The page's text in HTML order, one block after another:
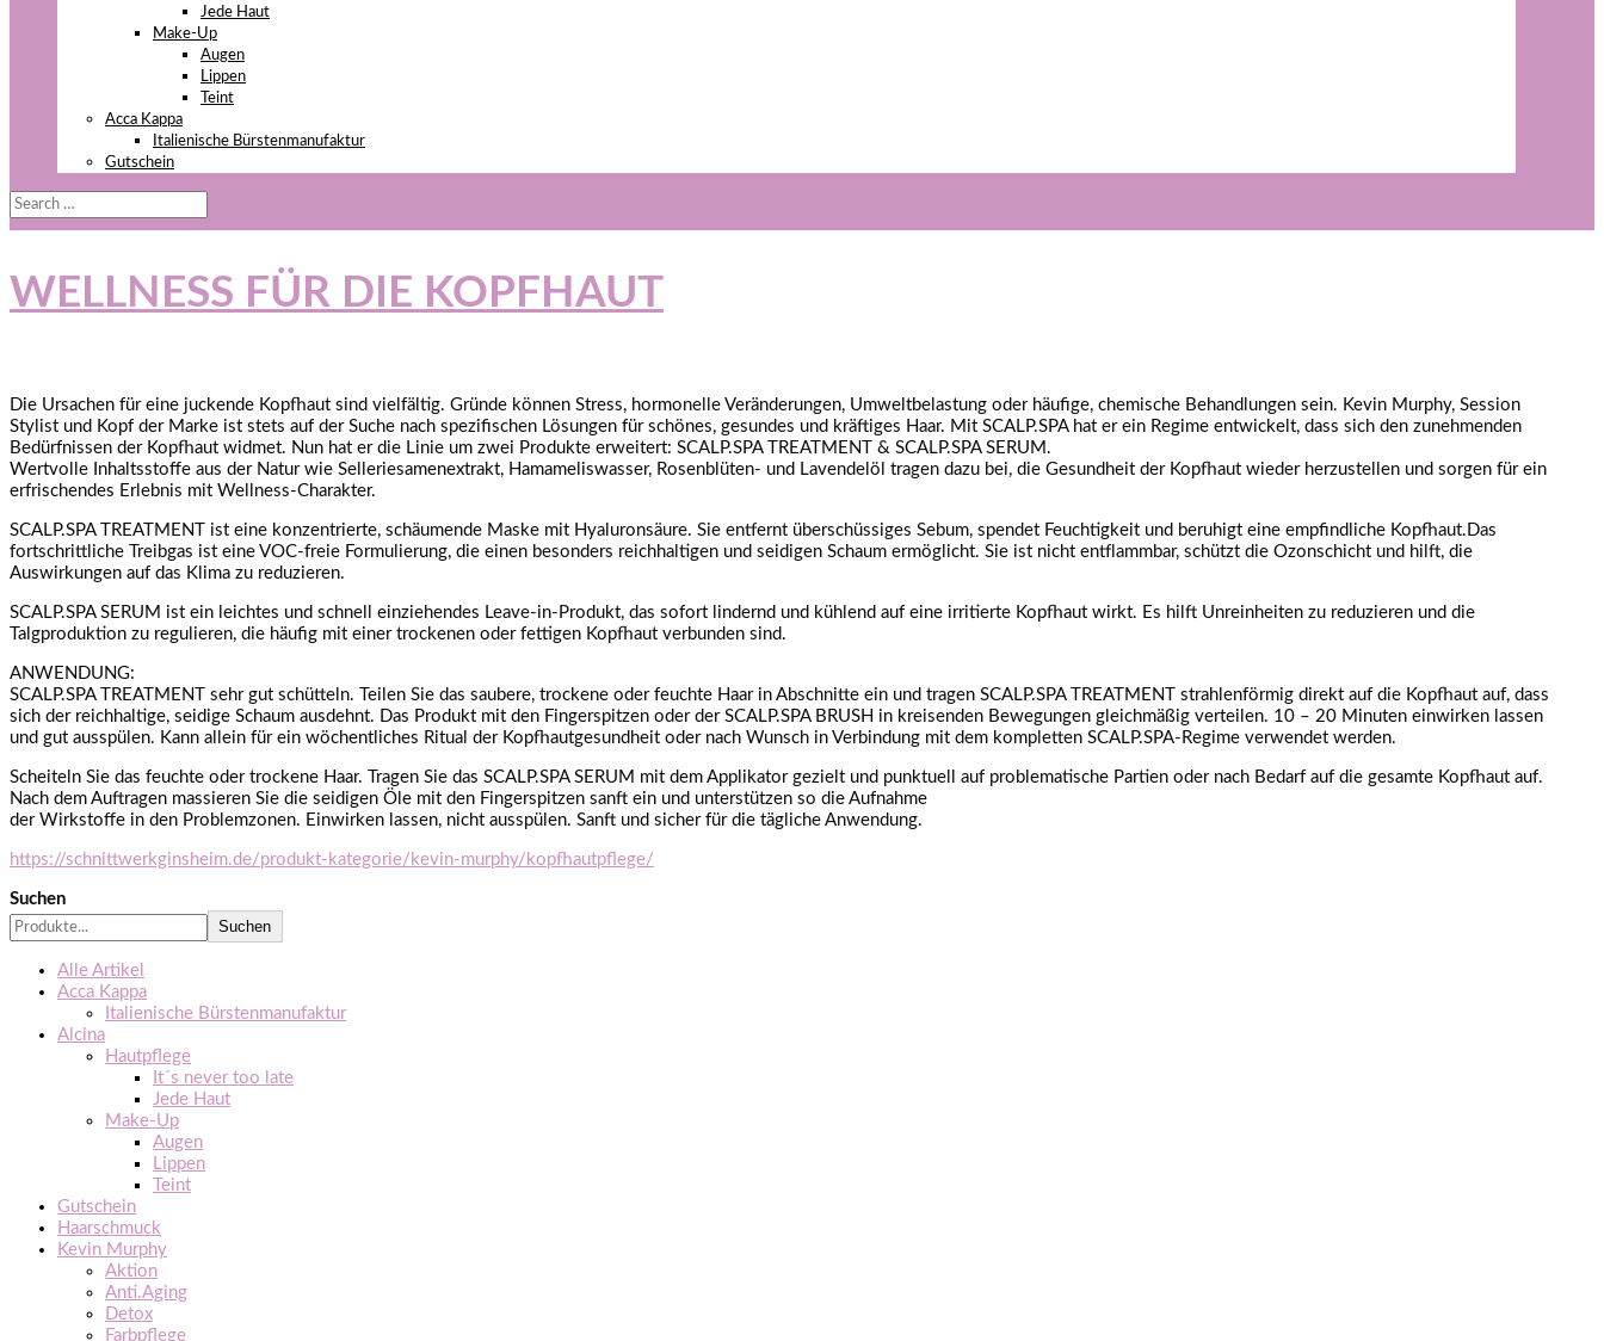
Jede Haut
Make-Up
Augen
Lippen
Teint
Acca Kappa
Italienische Bürstenmanufaktur
Gutschein
WELLNESS FÜR DIE KOPFHAUT
Die Ursachen für eine juckende Kopfhaut sind vielfältig. Gründe können Stress, hormonelle Veränderungen, Umweltbelastung oder häufige, chemische Behandlungen sein. Kevin Murphy, Session
Stylist und Kopf der Marke ist stets auf der Suche nach spezifischen Lösungen für schönes, gesundes und kräftiges Haar. Mit SCALP.SPA hat er ein Regime entwickelt, dass sich den zunehmenden
Bedürfnissen der Kopfhaut widmet. Nun hat er die Linie um zwei Produkte erweitert: SCALP.SPA TREATMENT & SCALP.SPA SERUM.
Wertvolle Inhaltsstoffe aus der Natur wie Selleriesamenextrakt, Hamameliswasser, Rosenblüten- und Lavendelöl tragen dazu bei, die Gesundheit der Kopfhaut wieder herzustellen und sorgen für ein
erfrischendes Erlebnis mit Wellness-Charakter.
SCALP.SPA TREATMENT ist eine konzentrierte, schäumende Maske mit Hyaluronsäure. Sie entfernt überschüssiges Sebum, spendet Feuchtigkeit und beruhigt eine empfindliche Kopfhaut.Das
fortschrittliche Treibgas ist eine VOC-freie Formulierung, die einen besonders reichhaltigen und seidigen Schaum ermöglicht. Sie ist nicht entflammbar, schützt die Ozonschicht und hilft, die
Auswirkungen auf das Klima zu reduzieren.
SCALP.SPA SERUM ist ein leichtes und schnell einziehendes Leave-in-Produkt, das sofort lindernd und kühlend auf eine irritierte Kopfhaut wirkt. Es hilft Unreinheiten zu reduzieren und die
Talgproduktion zu regulieren, die häufig mit einer trockenen oder fettigen Kopfhaut verbunden sind.
ANWENDUNG:
SCALP.SPA TREATMENT sehr gut schütteln. Teilen Sie das saubere, trockene oder feuchte Haar in Abschnitte ein und tragen SCALP.SPA TREATMENT strahlenförmig direkt auf die Kopfhaut auf, dass
sich der reichhaltige, seidige Schaum ausdehnt. Das Produkt mit den Fingerspitzen oder der SCALP.SPA BRUSH in kreisenden Bewegungen gleichmäßig verteilen. 10 – 20 Minuten einwirken lassen
und gut ausspülen. Kann allein für ein wöchentliches Ritual der Kopfhautgesundheit oder nach Wunsch in Verbindung mit dem kompletten SCALP.SPA-Regime verwendet werden.
Scheiteln Sie das feuchte oder trockene Haar. Tragen Sie das SCALP.SPA SERUM mit dem Applikator gezielt und punktuell auf problematische Partien oder nach Bedarf auf die gesamte Kopfhaut auf.
Nach dem Auftragen massieren Sie die seidigen Öle mit den Fingerspitzen sanft ein und unterstützen so die Aufnahme
der Wirkstoffe in den Problemzonen. Einwirken lassen, nicht ausspülen. Sanft und sicher für die tägliche Anwendung.
https://schnittwerkginsheim.de/produkt-kategorie/kevin-murphy/kopfhautpflege/
Suchen
Suchen
Alle Artikel
Acca Kappa
Italienische Bürstenmanufaktur
Alcina
Hautpflege
It´s never too late
Jede Haut
Make-Up
Augen
Lippen
Teint
Gutschein
Haarschmuck
Kevin Murphy
Aktion
Anti.Aging
Detox
Farbpflege